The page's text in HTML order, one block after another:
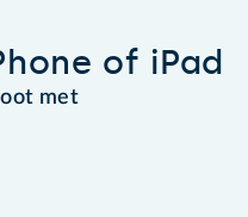
of iPad
met